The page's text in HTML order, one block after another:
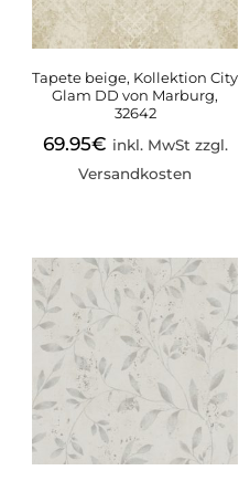
Tapete beige, Kollektion City
Glam DD von Marburg,
32642
69.95€ inkl. MwSt zzgl.
Versandkosten